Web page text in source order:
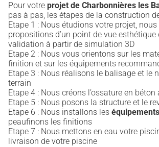
Pour votre projet de Charbonnières les
pas à pas, les étapes de la construction
Etape 1 : Nous étudions votre projet,
propositions d’un point de vue esthétique
validation à partir de simulation 3D
Etape 2 : Nous vous orientons sur les
finition et sur les équipements
Etape 3 : Nous réalisons le balisage et le
terrain
Etape 4 : Nous créons l’ossature en béton
Etape 5 : Nous posons la structure et le
Etape 6 : Nous installons les équipements
peaufinons les finitions
Etape 7 : Nous mettons en eau votre
livraison de votre piscine